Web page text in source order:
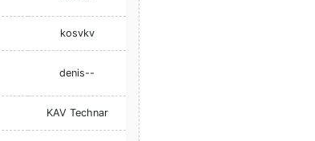
kosvkv
denis--
KAV Technar